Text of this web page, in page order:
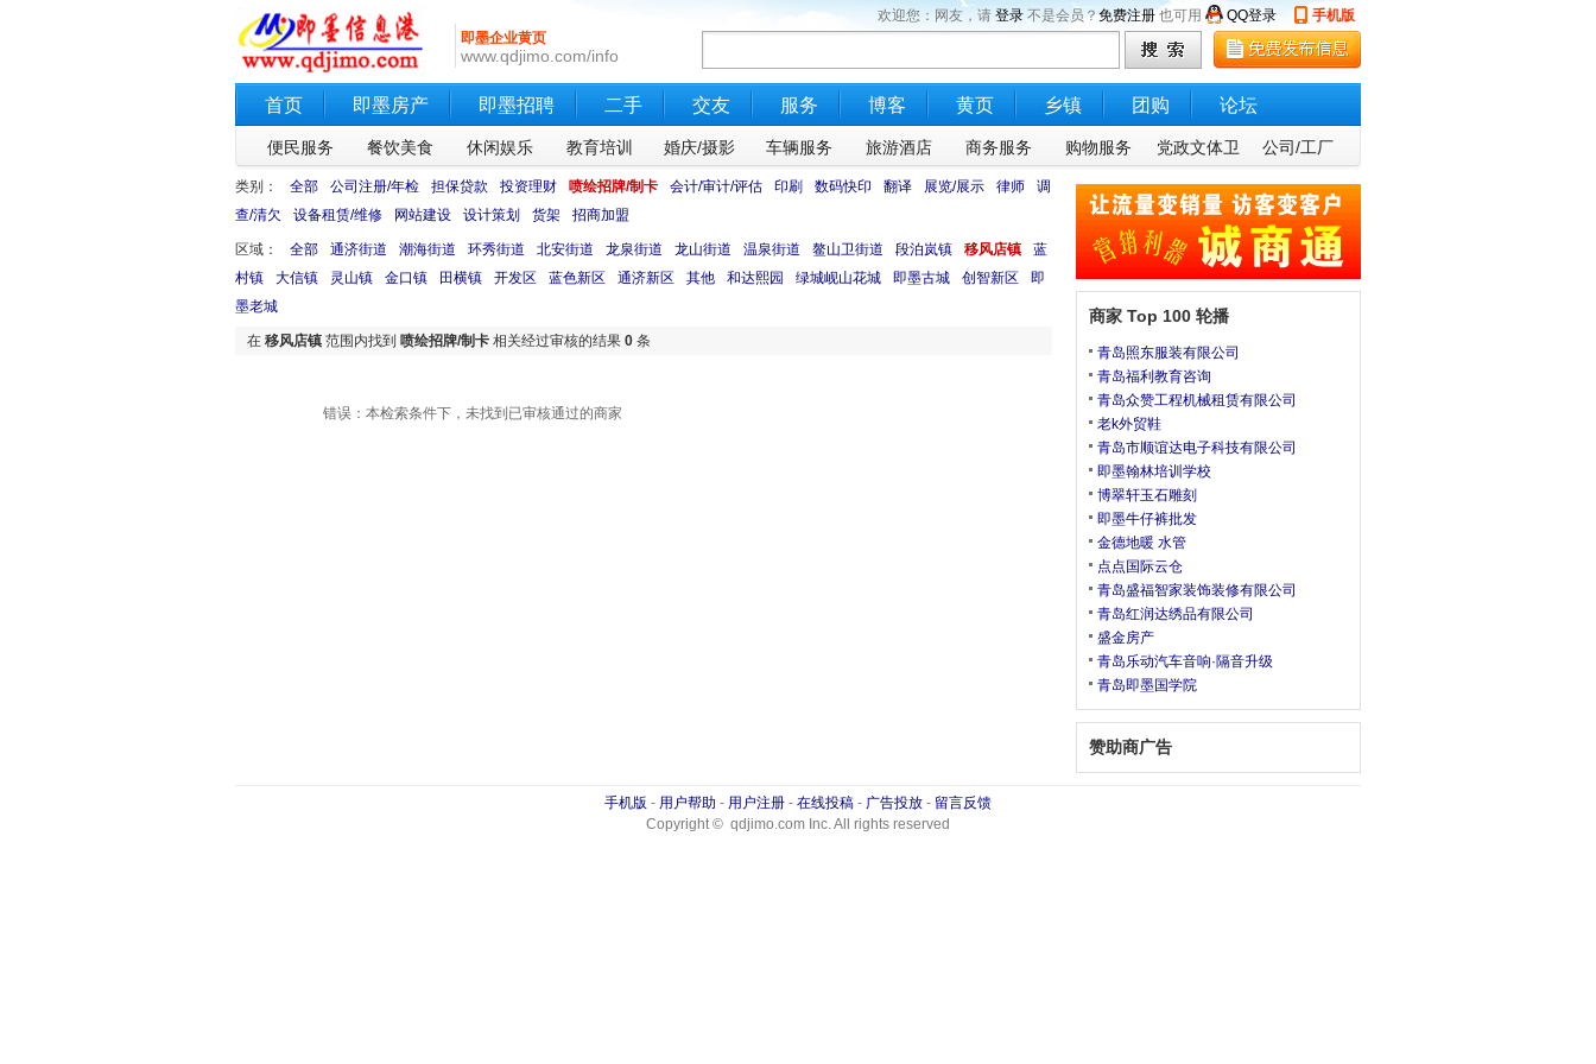
即墨企业黄页
www.qdjimo.com/info
欢迎您：网友，请 登录 不是会员？免费注册 也可用 QQ登录 手机版
首页 即墨房产 即墨招聘 二手 交友 服务 博客 黄页 乡镇 团购 论坛
便民服务 餐饮美食 休闲娱乐 教育培训 婚庆/摄影 车辆服务 旅游酒店 商务服务 购物服务 党政文体卫 公司/工厂
类别： 全部 公司注册/年检 担保贷款 投资理财 喷绘招牌/制卡 会计/审计/评估 印刷 数码快印 翻译 展览/展示 律师
调
查/清欠
设备租赁/维修 网站建设 设计策划 货架 招商加盟
区域： 全部 通济街道 潮海街道 环秀街道 北安街道 龙泉街道 龙山街道 温泉街道 鳌山卫街道 段泊岚镇 移风店镇
蓝
村镇
大信镇 灵山镇 金口镇 田横镇 开发区 蓝色新区 通济新区 其他 和达熙园 绿城岘山花城 即墨古城 创智新区
即
墨老城
在 移风店镇 范围内找到 喷绘招牌/制卡 相关经过审核的结果 0 条
错误：本检索条件下，未找到已审核通过的商家
商家 Top 100 轮播
青岛照东服装有限公司
青岛福利教育咨询
青岛众赞工程机械租赁有限公司
老k外贸鞋
青岛市顺谊达电子科技有限公司
即墨翰林培训学校
博翠轩玉石雕刻
即墨牛仔裤批发
金德地暖 水管
点点国际云仓
青岛盛福智家装饰装修有限公司
青岛红润达绣品有限公司
盛金房产
青岛乐动汽车音响·隔音升级
青岛即墨国学院
赞助商广告
手机版 - 用户帮助 - 用户注册 - 在线投稿 - 广告投放 - 留言反馈
Copyright © qdjimo.com Inc. All rights reserved